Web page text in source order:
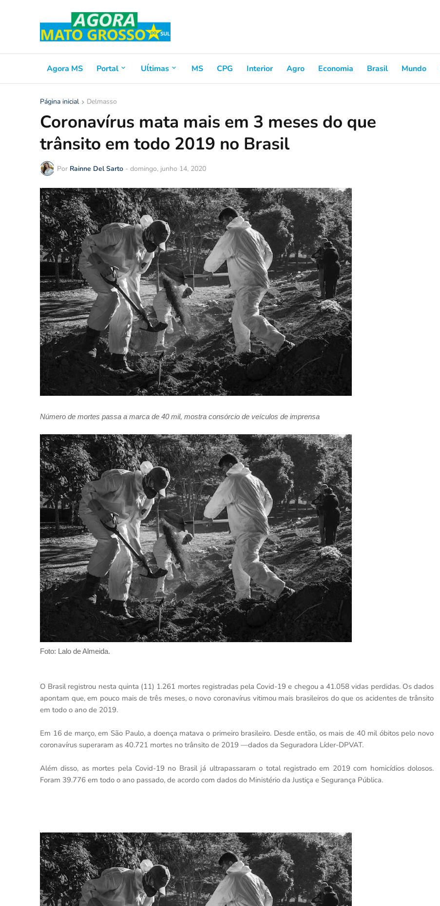
Agora MS Portal Uĺtimas MS CPG Interior Agro Economia Brasil Mundo
Página inicial Delmasso
Coronavírus mata mais em 3 meses do que
trânsito em todo 2019 no Brasil
Por Rainne Del Sarto - domingo, junho 14, 2020
Número de mortes passa a marca de 40 mil, mostra consórcio de veículos de imprensa
Foto: Lalo de Almeida.
O Brasil registrou nesta quinta (11) 1.261 mortes registradas pela Covid-19 e chegou a 41.058 vidas perdidas. Os dados
apontam que, em pouco mais de três meses, o novo coronavírus vitimou mais brasileiros do que os acidentes de trânsito
em todo o ano de 2019.
Em 16 de março, em São Paulo, a doença matava o primeiro brasileiro. Desde então, os mais de 40 mil óbitos pelo novo
coronavírus superaram as 40.721 mortes no trânsito de 2019 —dados da Seguradora Líder-DPVAT.
Além disso, as mortes pela Covid-19 no Brasil já ultrapassaram o total registrado em 2019 com homicídios dolosos.
Foram 39.776 em todo o ano passado, de acordo com dados do Ministério da Justiça e Segurança Pública.